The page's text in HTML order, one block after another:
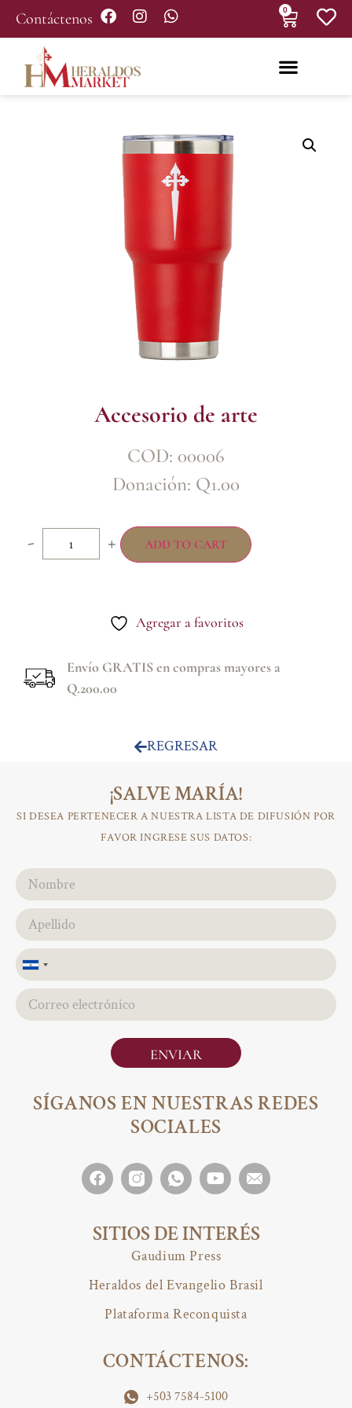
Contáctenos 0
Accesorio de arte
COD: 00006
Donación: Q1.00
- + ADD TO CART
Agregar a favoritos
Envío GRATIS en compras mayores a
Q.200.00
REGRESAR
CONTÁCTENOS:
+503 7584-5100
SÍGANOS EN NUESTRAS REDES
SOCIALES
SITIOS DE INTERÉS
Gaudium Press
Heraldos del Evangelio Brasil
Plataforma Reconquista
¡SALVE MARÍA!
SI DESEA PERTENECER A NUESTRA LISTA DE DIFUSIÓN POR
FAVOR INGRESE SUS DATOS:
El
Salvador
+503
ENVIAR